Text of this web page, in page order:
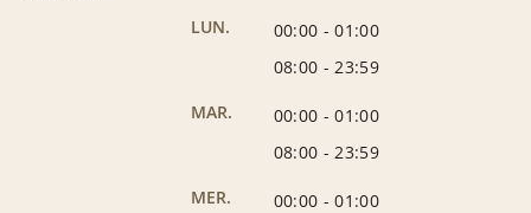
LUN. 00:00 -01:00
08:00 - 23:59
MAR.
00:00 -01:00
08:00 - 23:59
MER.
00:00 -01:00